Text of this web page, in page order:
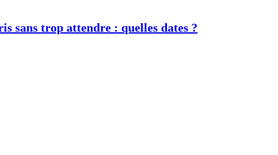
sans trop attendre : quelles dates ?